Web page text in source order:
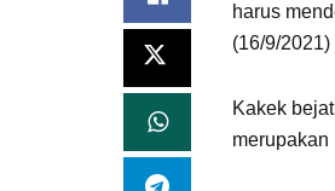
harus
(16/9/2021)
Kakek